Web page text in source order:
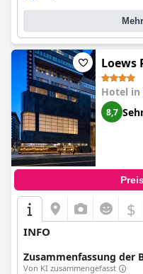
Loews
Hotel in
8,7
$
INFO
Zusammenfassung der
Von KI zusammengefasst